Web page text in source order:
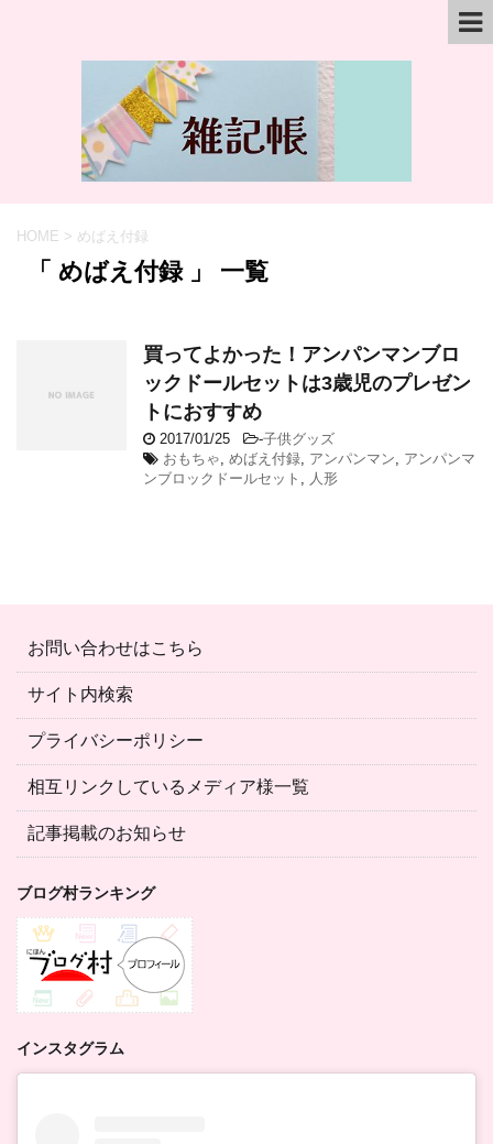
HOME > めばえ付録
「 めばえ付録 」 一覧
買ってよかった！アンパンマンブロ
ックドールセットは3歳児のプレゼン
トにおすすめ
2017/01/25 -子供グッズ
おもちゃ, めばえ付録, アンパンマン, アンパンマ
ンブロックドールセット , 人形
お問い合わせはこちら
サイト内検索
プライバシーポリシー
相互リンクしているメディア様一覧
記事掲載のお知らせ
ブログ村ランキング
インスタグラム